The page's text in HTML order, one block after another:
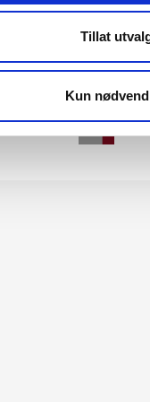
Tillat
Kun